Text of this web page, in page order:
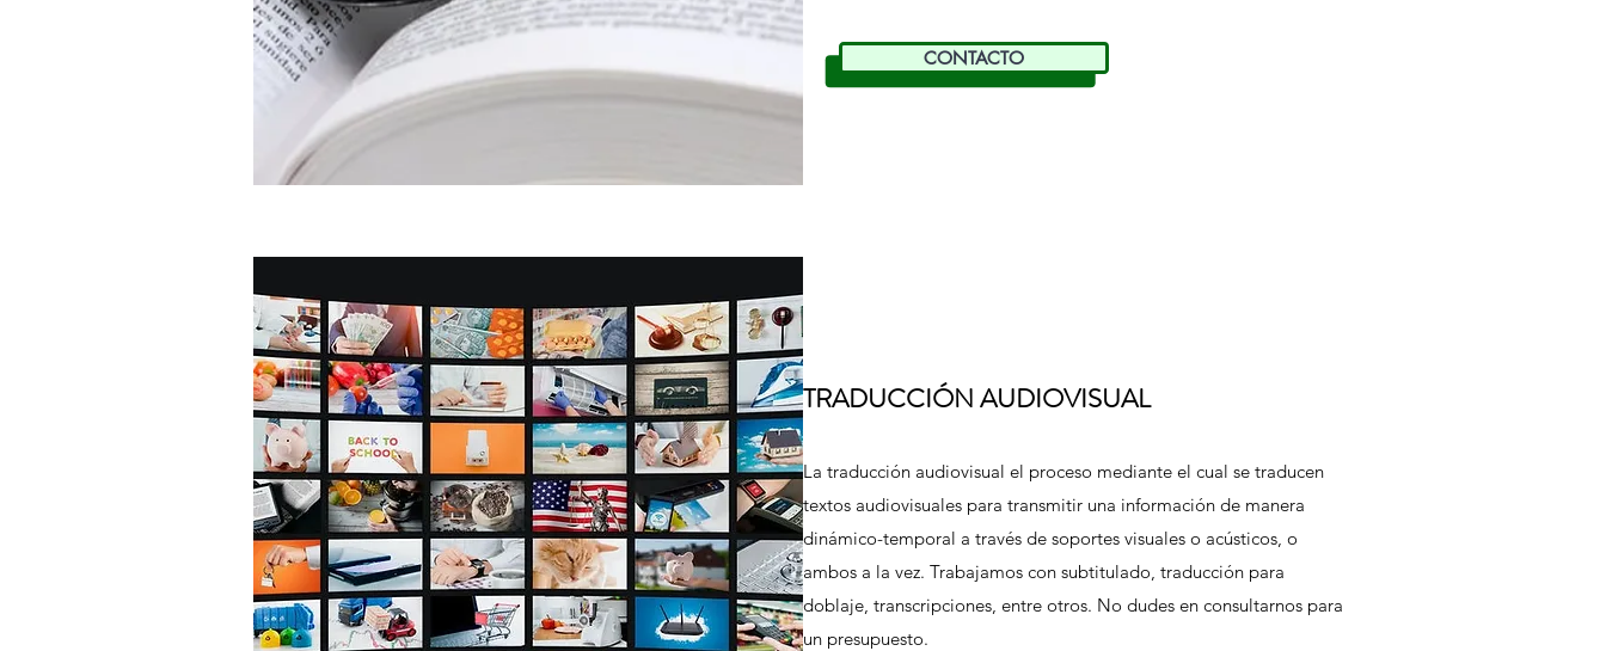
CONTACTO
TRADUCCIÓN AUDIOVISUAL
La traducción audiovisual el proceso mediante el cual se traducen
textos audiovisuales para transmitir una información de manera
dinámico-temporal a través de soportes visuales o acústicos, o
ambos a la vez. Trabajamos con subtitulado, traducción para
doblaje, transcripciones, entre otros. No dudes en consultarnos para
un presupuesto.